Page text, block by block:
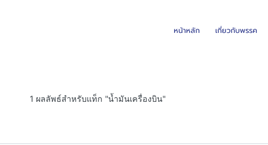
หน้าหลัก เกี่ยวกับพรรค
1 ผลลัพธ์สำหรับแท็ก "น้ำมันเครื่องบิน"